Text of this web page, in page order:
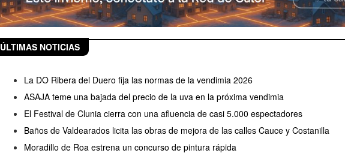
ÚLTIMAS NOTICIAS
La DO Ribera del Duero fija las normas de la vendimia 2026
ASAJA teme una bajada del precio de la uva en la próxima vendimia
El Festival de Clunia cierra con una afluencia de casi 5.000 espectadores
Baños de Valdearados licita las obras de mejora de las calles Cauce y Costanilla
Moradillo de Roa estrena un concurso de pintura rápida